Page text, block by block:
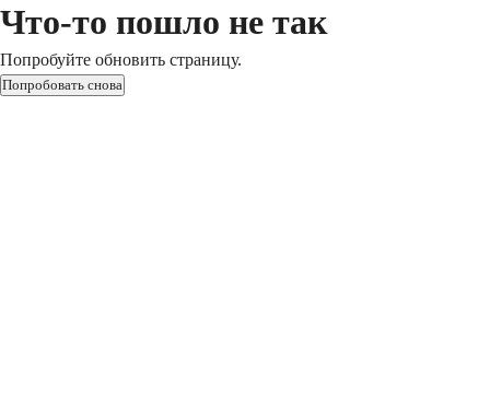
Что-то пошло не так
Попробуйте обновить страницу.
Попробовать снова